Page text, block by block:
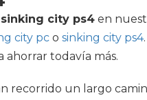
city ps4 en
city pc o sinking city ps4
todavía más.
recorrido un largo